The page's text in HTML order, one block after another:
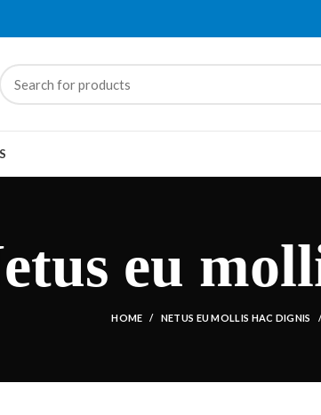
eu
HOME NETUS EU MOLLIS HAC DIGNIS